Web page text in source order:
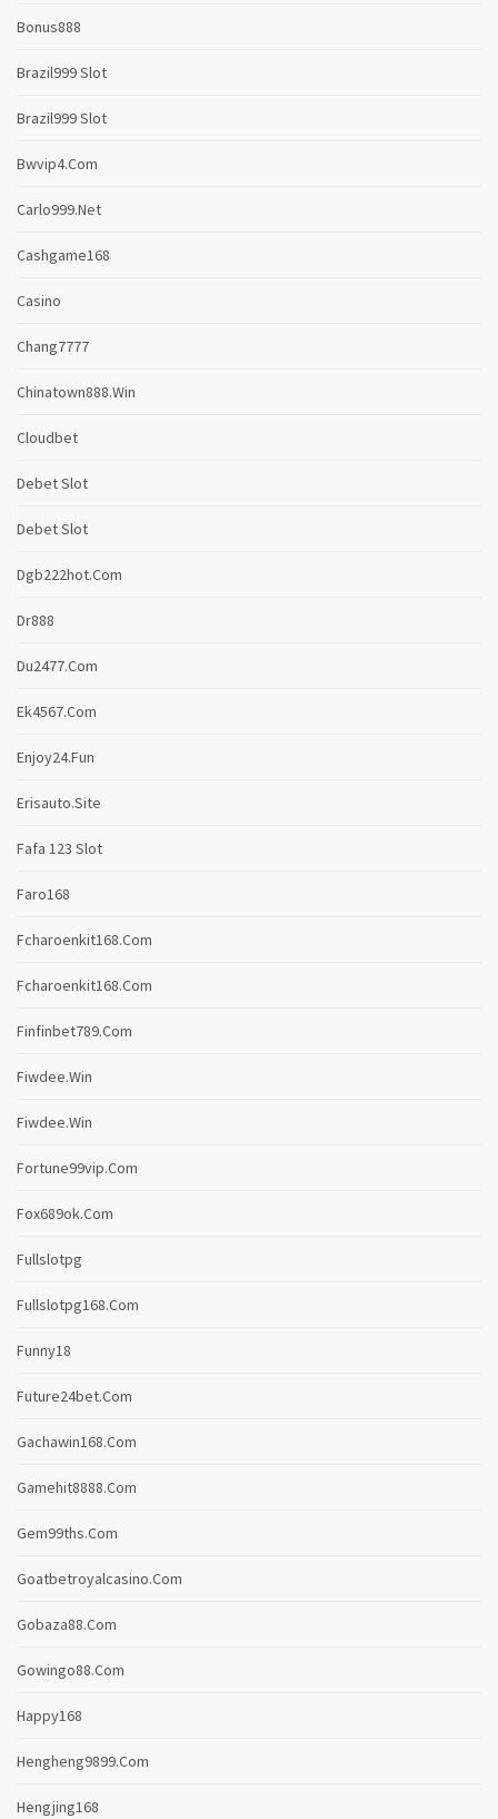
Bonus888
Brazil999 Slot
Brazil999 Slot
Bwvip4.com
Carlo999.net
Cashgame168
Casino
Chang7777
Chinatown888.win
Cloudbet
Debet Slot
Debet Slot
Dgb222hot.com
Dr888
Du2477.com
Ek4567.com
Enjoy24.fun
Erisauto.site
Fafa 123 Slot
Faro168
Fcharoenkit168.com
Fcharoenkit168.com
Finfinbet789.com
Fiwdee.win
Fiwdee.win
Fortune99vip.com
Fox689ok.com
Fullslotpg
Fullslotpg168.com
Funny18
Future24bet.com
Gachawin168.com
Gamehit8888.com
Gem99ths.com
Goatbetroyalcasino.com
Gobaza88.com
Gowingo88.com
Happy168
Hengheng9899.com
Hengjing168